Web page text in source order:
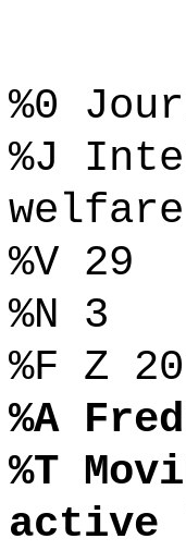
%0
%J
welfare
%V 29
%N 3
%F Z
%A
%T
active